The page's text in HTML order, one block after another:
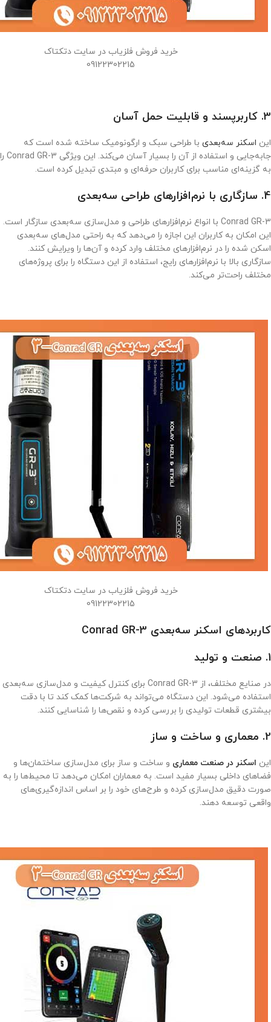
خرید فروش فلزیاب در سایت دتکتاک
09122302215
3. کاربرپسند و قابلیت حمل آسان
این اسکنر سه‌بعدی با طراحی سبک و ارگونومیک ساخته شده است که
جابه‌جایی و استفاده از آن را بسیار آسان می‌کند. این ویژگی Conrad GR-3 را
به گزینه‌ای مناسب برای کاربران حرفه‌ای و مبتدی تبدیل کرده است.
4. سازگاری با نرم‌افزارهای طراحی سه‌بعدی
Conrad GR-3 با انواع نرم‌افزارهای طراحی و مدل‌سازی سه‌بعدی سازگار است.
این امکان به کاربران این اجازه را می‌دهد که به راحتی مدل‌های سه‌بعدی
اسکن شده را در نرم‌افزارهای مختلف وارد کرده و آن‌ها را ویرایش کنند.
سازگاری بالا با نرم‌افزارهای رایج، استفاده از این دستگاه را برای پروژه‌های
مختلف راحت‌تر می‌کند.
خرید فروش فلزیاب در سایت دتکتاک
09122302215
کاربردهای اسکنر سه‌بعدی Conrad GR-3
1. صنعت و تولید
در صنایع مختلف، از Conrad GR-3 برای کنترل کیفیت و مدل‌سازی سه‌بعدی
استفاده می‌شود. این دستگاه می‌تواند به شرکت‌ها کمک کند تا با دقت
بیشتری قطعات تولیدی را بررسی کرده و نقص‌ها را شناسایی کنند.
2. معماری و ساخت و ساز
این اسکنر در صنعت معماری و ساخت و ساز برای مدل‌سازی ساختمان‌ها و
فضاهای داخلی بسیار مفید است. به معماران امکان می‌دهد تا محیط‌ها را به
صورت دقیق مدل‌سازی کرده و طرح‌های خود را بر اساس اندازه‌گیری‌های
واقعی توسعه دهند.